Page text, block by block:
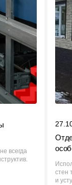
всегда
стен
и